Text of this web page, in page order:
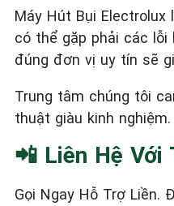
Máy Hút Bụi
có thể gặp phải các
đúng đơn vị uy tín sẽ
Trung tâm chúng tôi
thuật giàu kinh nghiệm.
📲 Liên Hệ Với
Gọi Ngay Hỗ Trợ Liền.